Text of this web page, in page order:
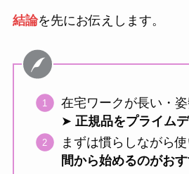
結論を先にお伝えします。
在宅ワークが長い・
➤ 正規品をプライム
まずは慣らしながら
間から始めるのがお